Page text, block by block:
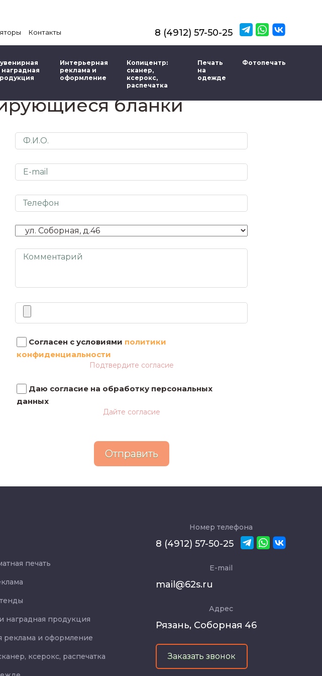
Контакты 8 (4912) 57-50-25
наградная
Интерьерная
реклама и
оформление
Копицентр:
сканер,
ксерокс,
распечатка
Печать
на
одежде
Фотопечать
бланки
Согласен с условиями политики
конфиденциальности
Подтвердите согласие
Даю согласие на обработку персональных
данных
Дайте согласие
Отправить
Номер телефона
8 (4912) 57-50-25
E-mail
mail@62s.ru
Адрес
Рязань, Соборная 46
Заказать звонок
печать
наградная продукция
реклама и оформление
ксерокс, распечатка